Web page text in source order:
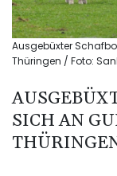
Ausgebüxter
Thüringen / Foto:
SICH AN